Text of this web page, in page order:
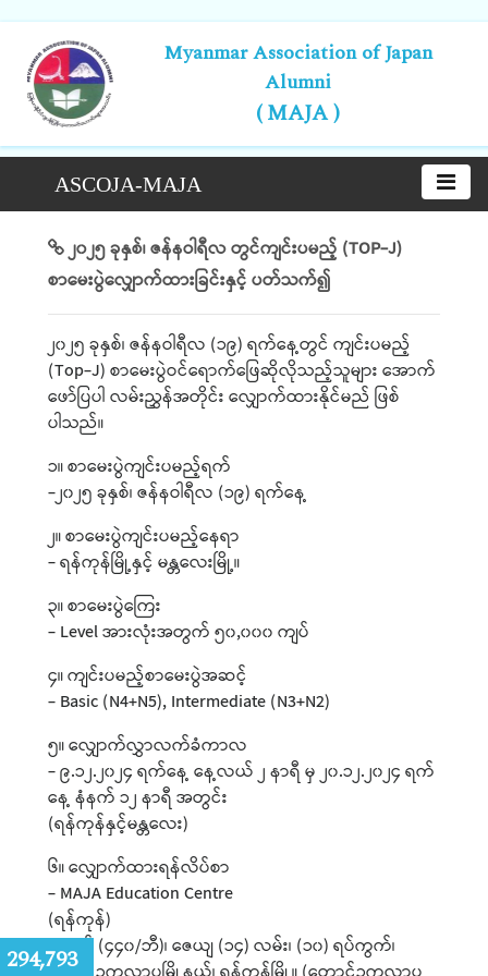
Myanmar Association of Japan
Alumni
( MAJA )
ASCOJA-MAJA
၂၀၂၅ ခုနှစ်၊ ဇန်နဝါရီလ တွင်ကျင်းပမည့် (TOP-J)
စာမေးပွဲလျှောက်ထားခြင်းနှင့် ပတ်သက်၍
၂၀၂၅ ခုနှစ်၊ ဇန်နဝါရီလ (၁၉) ရက်နေ့တွင် ကျင်းပမည့်
(Top-J) စာမေးပွဲဝင်ရောက်ဖြေဆိုလိုသည့်သူများ အောက်
ဖော်ပြပါ လမ်းညွှန်အတိုင်း လျှောက်ထားနိုင်မည် ဖြစ်
ပါသည်။
၁။ စာမေးပွဲကျင်းပမည့်ရက်
-၂၀၂၅ ခုနှစ်၊ ဇန်နဝါရီလ (၁၉) ရက်နေ့
၂။ စာမေးပွဲကျင်းပမည့်နေရာ
- ရန်ကုန်မြို့နှင့် မန္တလေးမြို့။
၃။ စာမေးပွဲကြေး
- Level အားလုံးအတွက် ၅၀,၀၀၀ ကျပ်
၄။ ကျင်းပမည့်စာမေးပွဲအဆင့်
- Basic (N4+N5), Intermediate (N3+N2)
၅။ လျှောက်လွှာလက်ခံကာလ
- ၉.၁၂.၂၀၂၄ ရက်နေ့ နေ့လယ် ၂ နာရီ မှ ၂၀.၁၂.၂၀၂၄ ရက်
နေ့ နံနက် ၁၂ နာရီ အတွင်း
(ရန်ကုန်နှင့်မန္တလေး)
၆။ လျှောက်ထားရန်လိပ်စာ
- MAJA Education Centre
(ရန်ကုန်)
အမှတ် (၄၄၀/ဘီ)၊ ဇေယျ (၁၄) လမ်း၊ (၁၀) ရပ်ကွက်၊
294,793